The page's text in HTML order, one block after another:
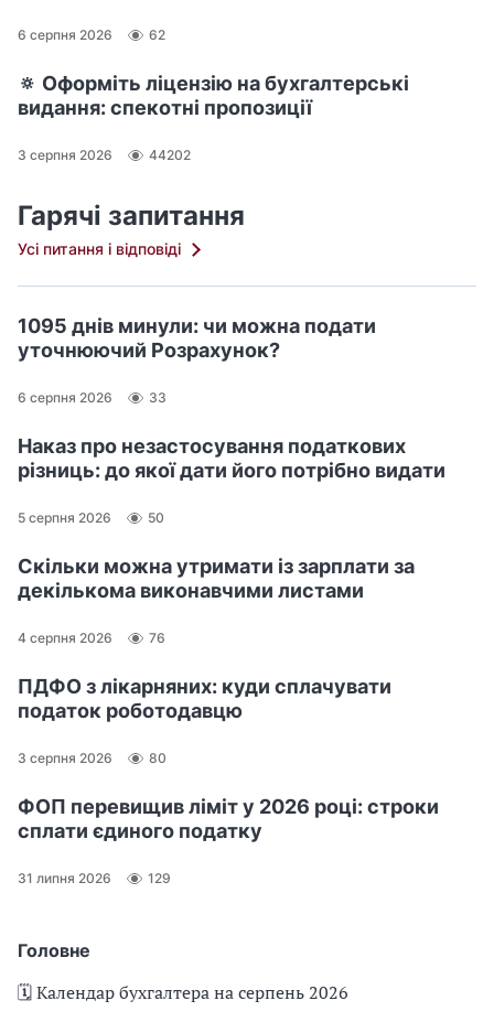
Головне
🗓️ Календар бухгалтера на серпень 2026
6 серпня 2026 62
🔅 Оформіть ліцензію на бухгалтерські
видання: спекотні пропозиції
3 серпня 2026 44202
Гарячі запитання
Усі питання і відповіді
1095 днів минули: чи можна подати
уточнюючий Розрахунок?
6 серпня 2026 33
Наказ про незастосування податкових
різниць: до якої дати його потрібно видати
5 серпня 2026 50
Скільки можна утримати із зарплати за
декількома виконавчими листами
4 серпня 2026 76
ПДФО з лікарняних: куди сплачувати
податок роботодавцю
3 серпня 2026 80
ФОП перевищив ліміт у 2026 році: строки
сплати єдиного податку
31 липня 2026 129